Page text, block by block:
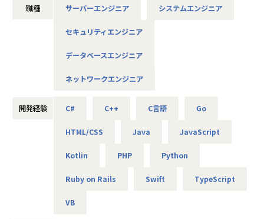
分の居心地の良い場所が見つかりやすく、働きやすい職場で
当社は、更なる事業拡大に向けエンジニアを募集します。
■配属部署
■この仕事で得られるもの
自分の高めたい技術、スキルに向かってひたむきに取り組め
もし、何かに躓いたときや不安になった時はいつでも相談し
オープン系Webシステムの開発、IoTやAI関連、データ分
案件は特定の業種に偏っていないため、官公庁・医療・製
によっては在宅勤務も可能です。（現在在宅勤務率70％超）
【具体的な仕事内容】
・オープン系Webシステム開発
・ゲームアプリ開発
・AI・IoT関連システム
・官公庁業務システム開発
※スキルにあったフェーズからお任せしていきます。
職種 サーバーエンジニア システムエンジニア
セキュリティエンジニア
データベースエンジニア
ネットワークエンジニア
開発経験 C# C++ C言語 Go
HTML/CSS Java JavaScript
Kotlin PHP Python
Ruby on Rails Swift TypeScript
VB